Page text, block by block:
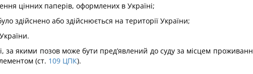
цінних паперів, оформлених в Україні;
здійснено або здійснюється на території України;
за якими позов може бути пред’явлений до суду за місцем
(ст. 109 ЦПК).